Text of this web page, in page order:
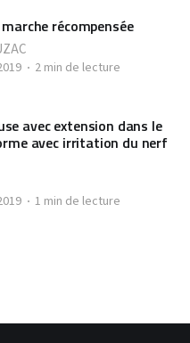
récompensée
2 min de lecture
avec extension dans le
avec irritation du nerf
1 min de lecture